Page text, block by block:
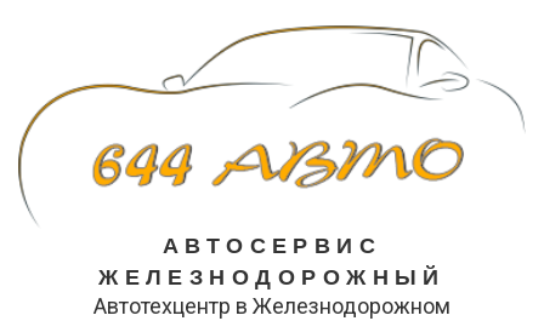
АВТОСЕРВИС
ЖЕЛЕЗНОДОРОЖНЫЙ
Автотехцентр в Железнодорожном